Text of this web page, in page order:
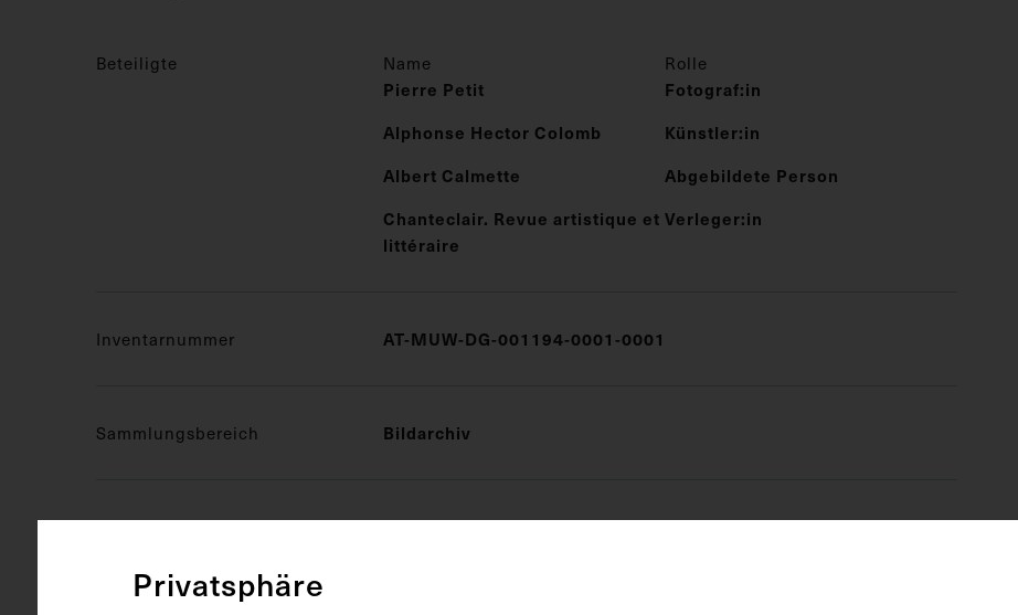
Beteiligte Name Rolle
Pierre Petit
Fotograf:in
Alphonse Hector Colomb
Künstler:in
Albert Calmette
Abgebildete Person
Chanteclair. Revue artistique et
littéraire
Verleger:in
Inventarnummer AT-MUW-DG-001194-0001-0001
Sammlungsbereich Bildarchiv
Medizinisches Fachgebiet Anatomie
Privatsphäre